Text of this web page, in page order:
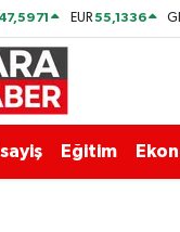
47,5971 EUR55,1336
Eğitim